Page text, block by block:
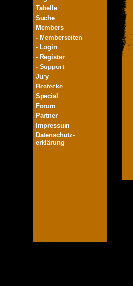
Tabelle
Suche
Members
- Memberseiten
- Login
- Register
- Support
Jury
Beatecke
Special
Forum
Partner
Impressum
Datenschutz-
erklärung